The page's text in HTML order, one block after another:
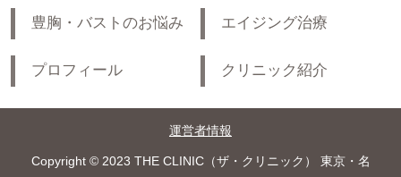
豊胸・バストのお悩み エイジング治療
プロフィール クリニック紹介
運営者情報
Copyright © 2023 THE CLINIC（ザ・クリニック） 東京・名